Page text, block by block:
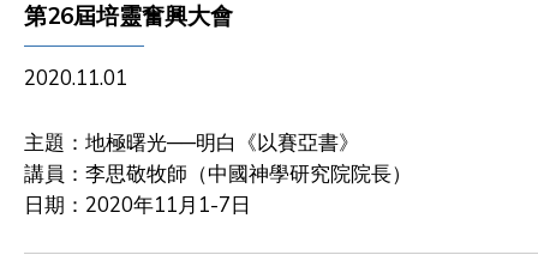
第26屆培靈奮興大會
2020.11.01
主題：地極曙光──明白《以賽亞書》
講員：李思敬牧師（中國神學研究院院長）
日期：2020年11月1-7日